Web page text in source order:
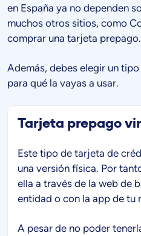
en España ya no dependen
muchos otros sitios, como
comprar una tarjeta prepago.
Además, debes elegir un
para qué la vayas a usar.
Tarjeta prepago
Este tipo de tarjeta de
una versión física. Por
ella a través de la web de
entidad o con la app de tu
A pesar de no poder